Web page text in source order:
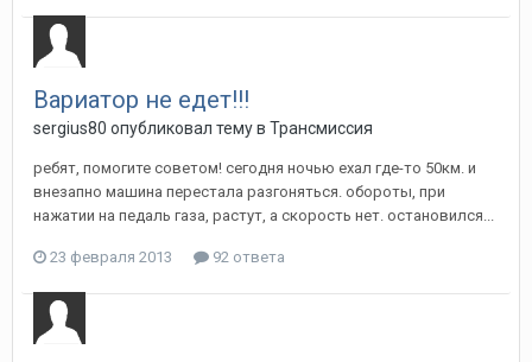
Вариатор не едет!!!
sergius80 опубликовал тему в Трансмиссия
ребят, помогите советом! сегодня ночью ехал где-то 50км. и
внезапно машина перестала разгоняться. обороты, при
нажатии на педаль газа, растут, а скорость нет. остановился...
23 февраля 2013 92 ответа